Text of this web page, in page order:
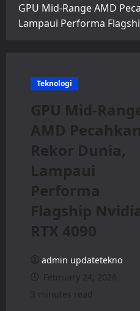
GPU Mid-Range AMD
Lampaui Performa
Teknologi
GPU Mid-
AMD Pecahkan
Rekor Dunia,
Lampaui
Performa
Flagship
RTX 4090
admin updatetekno
February 24, 2026
3 minutes read